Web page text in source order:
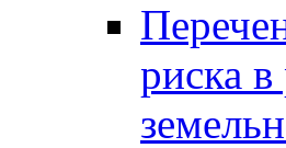
риска